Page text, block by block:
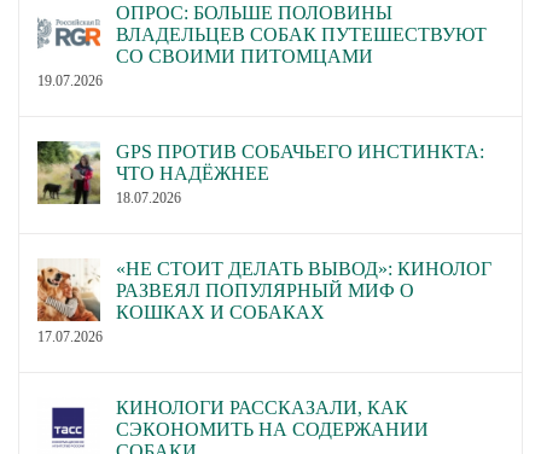
ОПРОС: БОЛЬШЕ ПОЛОВИНЫ
ВЛАДЕЛЬЦЕВ СОБАК ПУТЕШЕСТВУЮТ
СО СВОИМИ ПИТОМЦАМИ
19.07.2026
GPS ПРОТИВ СОБАЧЬЕГО ИНСТИНКТА:
ЧТО НАДЁЖНЕЕ
18.07.2026
«НЕ СТОИТ ДЕЛАТЬ ВЫВОД»: КИНОЛОГ
РАЗВЕЯЛ ПОПУЛЯРНЫЙ МИФ О
КОШКАХ И СОБАКАХ
17.07.2026
КИНОЛОГИ РАССКАЗАЛИ, КАК
СЭКОНОМИТЬ НА СОДЕРЖАНИИ